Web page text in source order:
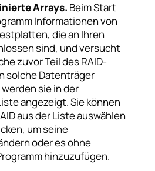
Arrays. Beim Start
Informationen von
die an Ihren
sind, und versucht
zuvor Teil des RAID-
solche Datenträger
sie in der
angezeigt. Sie können
aus der Liste auswählen
um seine
oder es ohne
hinzuzufügen.